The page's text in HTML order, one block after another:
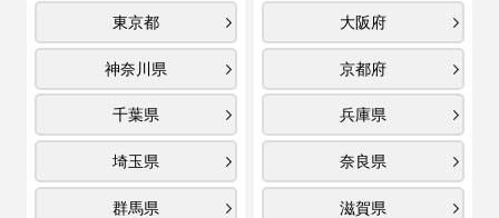
東京都
神奈川県
千葉県
埼玉県
群馬県
大阪府
京都府
兵庫県
奈良県
滋賀県